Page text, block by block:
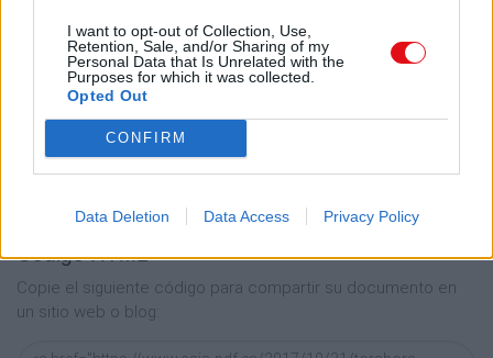
I want to opt-out of Collection, Use,
Retention, Sale, and/or Sharing of my
Personal Data that Is Unrelated with the
Purposes for which it was collected.
Opted Out
CONFIRM
Data Deletion Data Access Privacy Policy
Enlace permanente
Utilice el enlace permanente a la página de descarga del
documento para compartir su documento en Facebook,
LinkedIn.. O directamente en contacto con el correo
electrónico, Messenger, Whatsapp, Line..
Código HTML
Copie el siguiente código para compartir su documento en
un sitio web o blog: